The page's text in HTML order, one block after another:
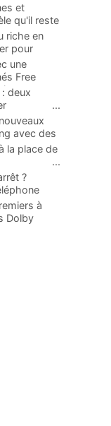
et
qu'il reste
riche en
pour
une
Free
deux
...
avec des
...
la place de
...
?
à
Dolby